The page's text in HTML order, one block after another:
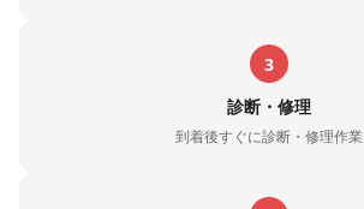
3
診断・修理
到着後すぐに診断・修理作業